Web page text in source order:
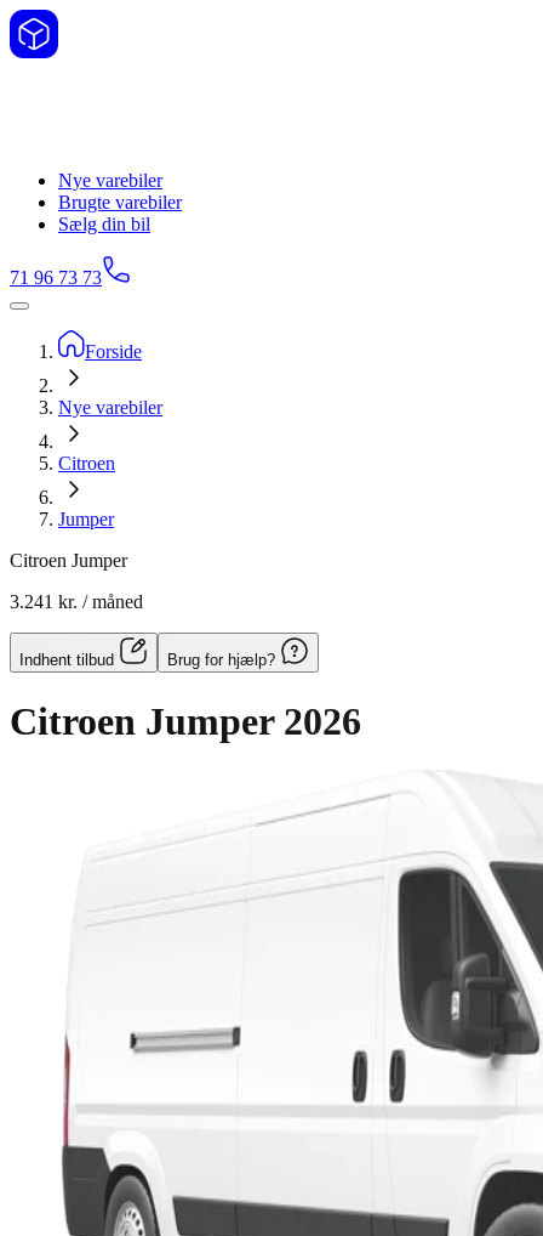
Nye varebiler
Brugte varebiler
Sælg din bil
71 96 73 73
Forside
Nye varebiler
Citroen
Jumper
Citroen Jumper
3.241 kr. / måned
Indhent tilbud Brug for hjælp?
Citroen Jumper 2026